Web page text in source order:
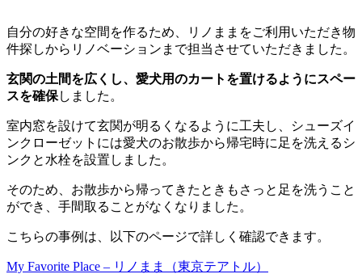
自分の好きな空間を作るため、リノままをご利用いただき物
件探しからリノベーションまで担当させていただきました。
玄関の土間を広くし、愛犬用のカートを置けるようにスペー
スを確保しました。
室内窓を設けて玄関が明るくなるように工夫し、シューズイ
ンクローゼットには愛犬のお散歩から帰宅時に足を洗えるシ
ンクと水栓を設置しました。
そのため、お散歩から帰ってきたときもさっと足を洗うこと
ができ、手間取ることがなくなりました。
こちらの事例は、以下のページで詳しく確認できます。
My Favorite Place – リノまま（東京テアトル）